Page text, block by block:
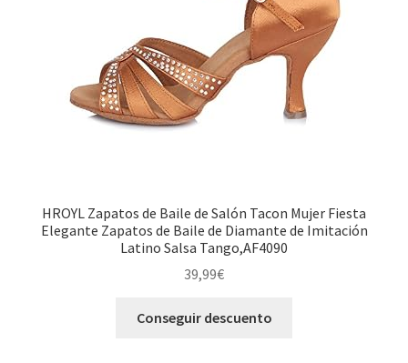
HROYL Zapatos de Baile de Salón Tacon Mujer Fiesta
Elegante Zapatos de Baile de Diamante de Imitación
Latino Salsa Tango,AF4090
39,99€
Conseguir descuento